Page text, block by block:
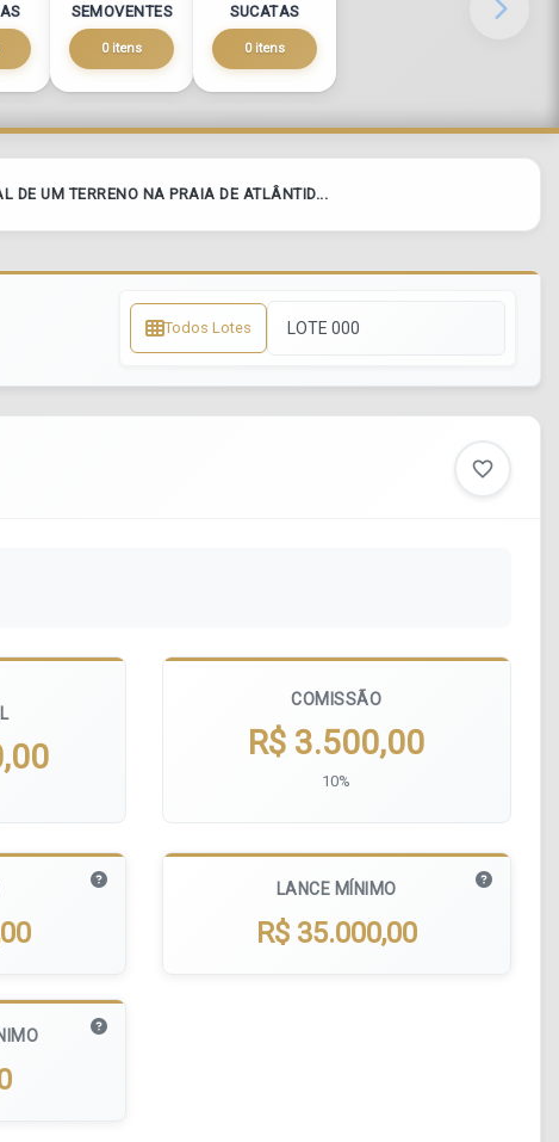
SEMOVENTES
0 itens
SUCATAS
0 itens
DE UM TERRENO NA PRAIA DE ATLÂNTID...
Todos Lotes
favorite_border
COMISSÃO
R$ 3.500,00
10%
LANCE MÍNIMO
R$ 35.000,00